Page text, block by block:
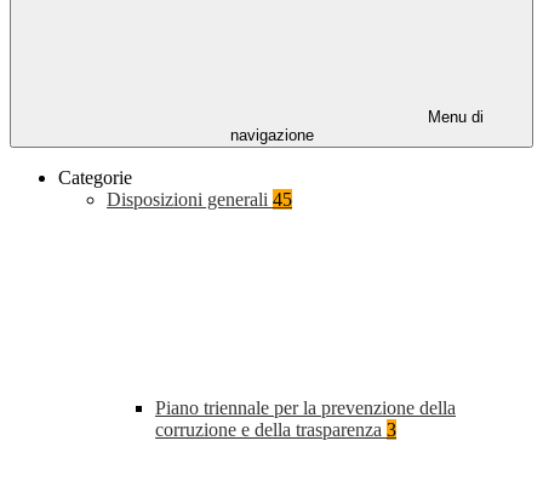
Menu di
navigazione
Categorie
Disposizioni generali 45
Piano triennale per la prevenzione della
corruzione e della trasparenza 3